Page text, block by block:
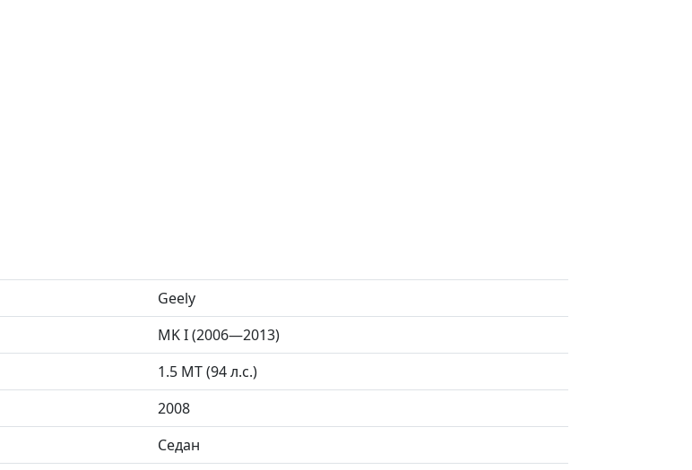
Geely
MK I (2006—2013)
1.5 MT (94 л.с.)
2008
Седан